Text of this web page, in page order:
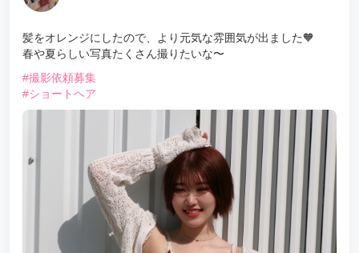
髪をオレンジにしたので、より元気な雰囲気が出ました🧡
春や夏らしい写真たくさん撮りたいな〜
#撮影依頼募集
#ショートヘア